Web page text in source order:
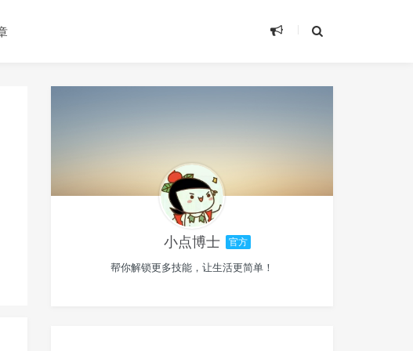
小点博士 官方
帮你解锁更多技能，让生活更简单！